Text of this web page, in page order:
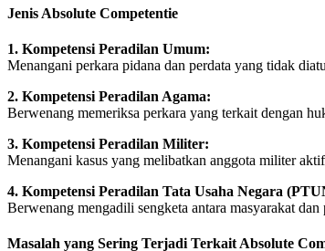
Jenis Absolute Competentie
1. Kompetensi Peradilan Umum:
Menangani perkara pidana dan perdata yang tidak
2. Kompetensi Peradilan Agama:
Berwenang memeriksa perkara yang terkait dengan
3. Kompetensi Peradilan Militer:
Menangani kasus yang melibatkan anggota militer
4. Kompetensi Peradilan Tata Usaha Negara
Berwenang mengadili sengketa antara masyarakat
Masalah yang Sering Terjadi Terkait Absolute